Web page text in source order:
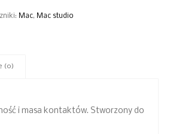
Mac, Mac studio
(0)
i masa kontaktów. Stworzony do